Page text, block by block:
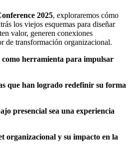
2025, exploraremos cómo
los viejos esquemas para diseñar
valor, generen conexiones
de transformación organizacional.
herramienta para impulsar
que han logrado redefinir su forma
presencial sea una experiencia
organizacional y su impacto en la